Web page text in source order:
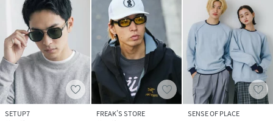
SETUP7
FREAK’S STORE
SENSE OF PLACE